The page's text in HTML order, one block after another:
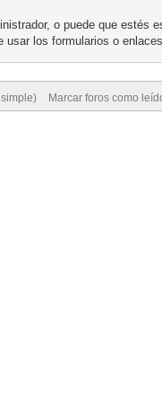
o puede que estés
usar los formularios o
Marcar foros como